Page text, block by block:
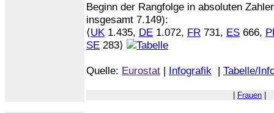
Beginn der Rangfolge in absoluten
insgesamt 7.149):
⟨UK 1.435, DE 1.072, FR 731, ES 666,
SE 283⟩
Quelle: Eurostat | Infografik | Tabelle/
Frauen